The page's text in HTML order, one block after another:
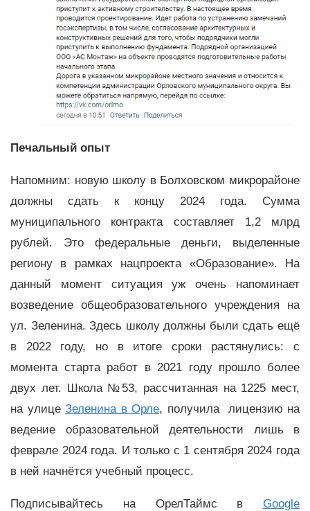
Печальный опыт
Напомним: новую школу в Болховском микрорайоне
должны сдать к концу 2024 года. Сумма
муниципального контракта составляет 1,2 млрд
рублей. Это федеральные деньги, выделенные
региону в рамках нацпроекта «Образование». На
данный момент ситуация уж очень напоминает
возведение общеобразовательного учреждения на
ул. Зеленина. Здесь школу должны были сдать ещё
в 2022 году, но в итоге сроки растянулись: с
момента старта работ в 2021 году прошло более
двух лет. Школа №53, рассчитанная на 1225 мест,
на улице Зеленина в Орле, получила лицензию на
ведение образовательной деятельности лишь в
феврале 2024 года. И только с 1 сентября 2024 года
в ней начнётся учебный процесс.
Подписывайтесь на ОрелТаймс в Google